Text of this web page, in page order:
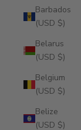
Barbados
(USD $)
Belarus
(USD $)
Belgium
(USD $)
Belize
(USD $)